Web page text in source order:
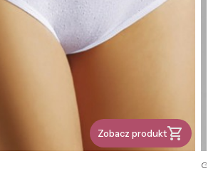
Zobacz produkt